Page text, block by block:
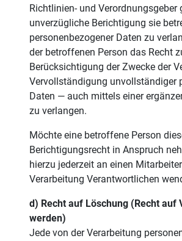
Richtlinien- und Verordnungsgeber
unverzügliche Berichtigung sie
personenbezogener Daten zu
der betroffenen Person das Recht
Berücksichtigung der Zwecke der
Vervollständigung unvollständiger
Daten — auch mittels einer
zu verlangen.
Möchte eine betroffene Person
Berichtigungsrecht in Anspruch
hierzu jederzeit an einen
Verarbeitung Verantwortlichen
d) Recht auf Löschung (Recht auf
werden)
Jede von der Verarbeitung